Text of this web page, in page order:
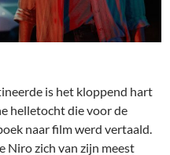
is het kloppend hart
helletocht die voor de
naar film werd vertaald.
Niro zich van zijn meest